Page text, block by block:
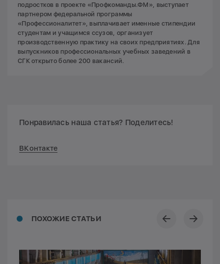
подростков в проекте «Профкоманды.ФМ», выступает
партнером федеральной программы
«Профессионалитет», выплачивает именные стипендии
студентам и учащимся ссузов, организует
производственную практику на своих предприятиях. Для
выпускников профессиональных учебных заведений в
СГК открыто более 200 вакансий.
Понравилась наша статья? Поделитесь!
ВКонтакте
ПОХОЖИЕ СТАТЬИ